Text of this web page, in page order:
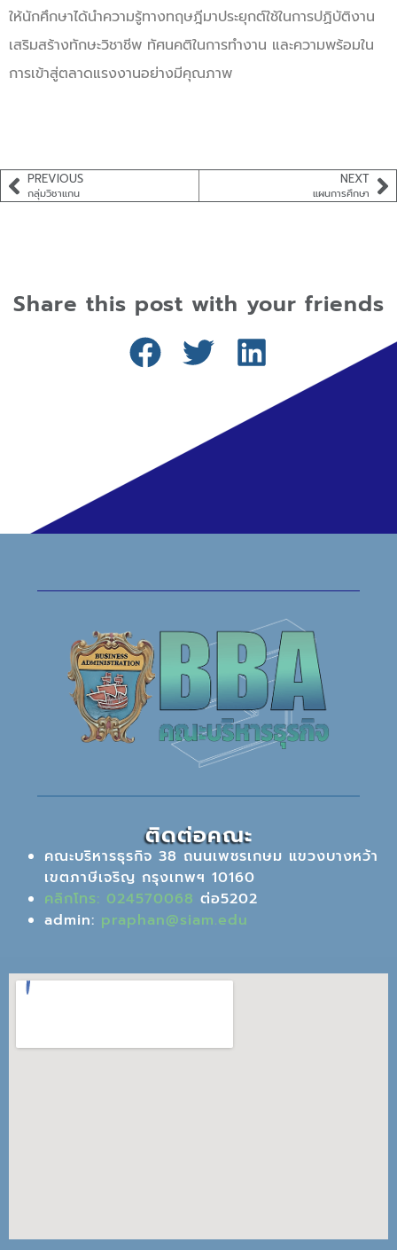
ให้นักศึกษาได้นำความรู้ทางทฤษฎีมาประยุกต์ใช้ในการปฏิบัติงาน
เสริมสร้างทักษะวิชาชีพ ทัศนคติในการทำงาน และความพร้อมใน
การเข้าสู่ตลาดแรงงานอย่างมีคุณภาพ
PREVIOUS
กลุ่มวิชาแกน
NEXT
แผนการศึกษา
Share this post with your friends
ติดต่อคณะ
คณะบริหารธุรกิจ 38 ถนนเพชรเกษม แขวงบางหว้า
เขตภาษีเจริญ กรุงเทพฯ 10160
คลิกโทร: 024570068 ต่อ5202
admin: praphan@siam.edu